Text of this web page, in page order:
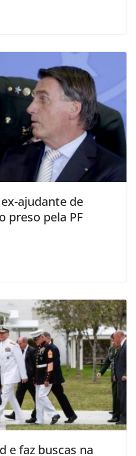
ajudante de
preso pela PF
e faz buscas na